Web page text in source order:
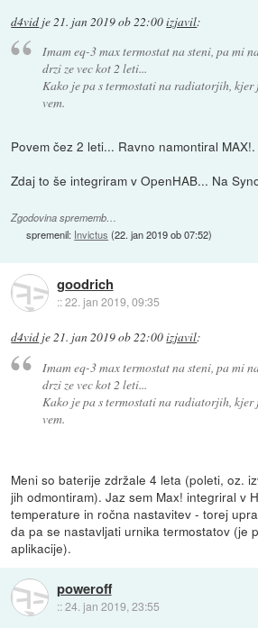
d4vid je21. jan 2019 ob 22:00izjavil:
Imam eq-3 max termostat na steni, pa mi
drzi ze vec kot 2 leti...
Kako je pa s termostati na radiatorjih, kjer
vem.
Povem čez 2 leti... Ravno namontiral MAX!.
Zdaj to še integriram v OpenHAB... Na
Zgodovina sprememb…
spremenil: Invictus (22. jan 2019 ob 07:52)
goodrich
::22. jan 2019, 09:35
d4vid je21. jan 2019 ob 22:00izjavil:
Imam eq-3 max termostat na steni, pa mi
drzi ze vec kot 2 leti...
Kako je pa s termostati na radiatorjih, kjer
vem.
Meni so baterije zdržale 4 leta (poleti, oz.
jih odmontiram). Jaz sem Max! integriral v
temperature in ročna nastavitev - torej
da pa se nastavljati urnika termostatov (je
aplikacije).
poweroff
::24. jan 2019, 23:55